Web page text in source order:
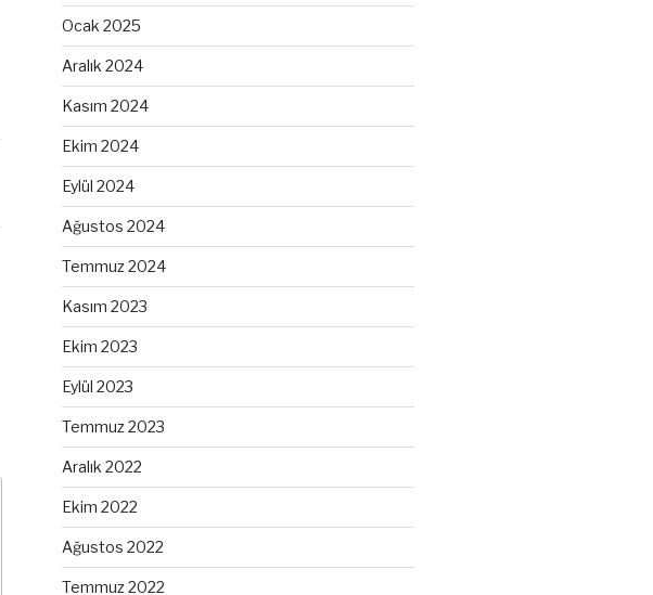
Ocak 2025
Aralık 2024
Kasım 2024
Ekim 2024
Eylül 2024
Ağustos 2024
Temmuz 2024
Kasım 2023
Ekim 2023
Eylül 2023
Temmuz 2023
Aralık 2022
Ekim 2022
Ağustos 2022
Temmuz 2022